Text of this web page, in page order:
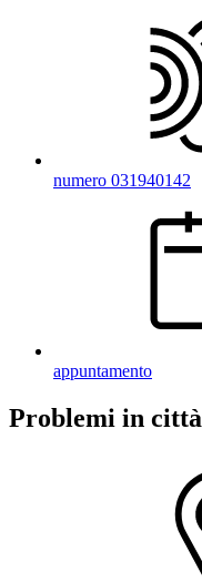
numero 031940142
appuntamento
Problemi in città